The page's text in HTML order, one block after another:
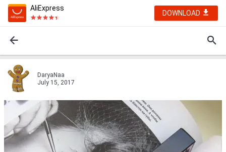
AliExpress
DOWNLOAD
DaryaNaа
July 15, 2017